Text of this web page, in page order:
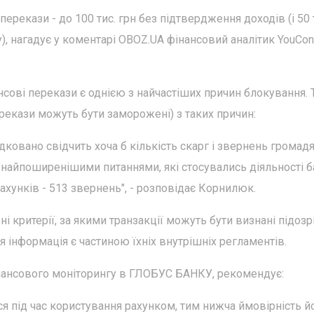
- до 100 тис. грн без підтвердження доходів (і 50
у коментарі OBOZ.UA фінансовий аналітик
перекази є однією з найчастіших причин блокування.
можуть бути заморожені) з таких причин:
свідчить хоча б кількість скарг і звернень
питаннями, які стосувались діяльності
- 513 звернень", - розповідає Корнилюк.
критерії, за якими транзакції можуть бути визнані
є частиною їхніх внутрішніх регламентів.
моніторингу в ГЛОБУС БАНКУ, рекомендує:
під час користування рахунком, тим нижча ймовірність